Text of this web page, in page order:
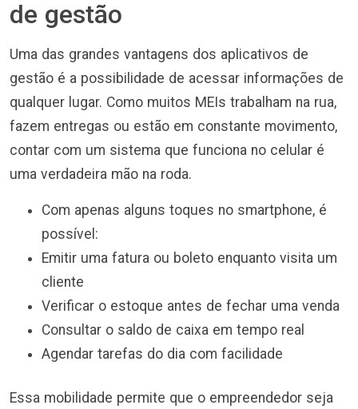
de gestão
Uma das grandes vantagens dos aplicativos de
gestão é a possibilidade de acessar informações de
qualquer lugar. Como muitos MEIs trabalham na rua,
fazem entregas ou estão em constante movimento,
contar com um sistema que funciona no celular é
uma verdadeira mão na roda.
Com apenas alguns toques no smartphone, é
possível:
Emitir uma fatura ou boleto enquanto visita um
cliente
Verificar o estoque antes de fechar uma venda
Consultar o saldo de caixa em tempo real
Agendar tarefas do dia com facilidade
Essa mobilidade permite que o empreendedor seja